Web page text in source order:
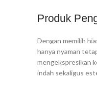
Produk
Dengan memilih
hanya nyaman
mengekspresikan
indah sekaligus